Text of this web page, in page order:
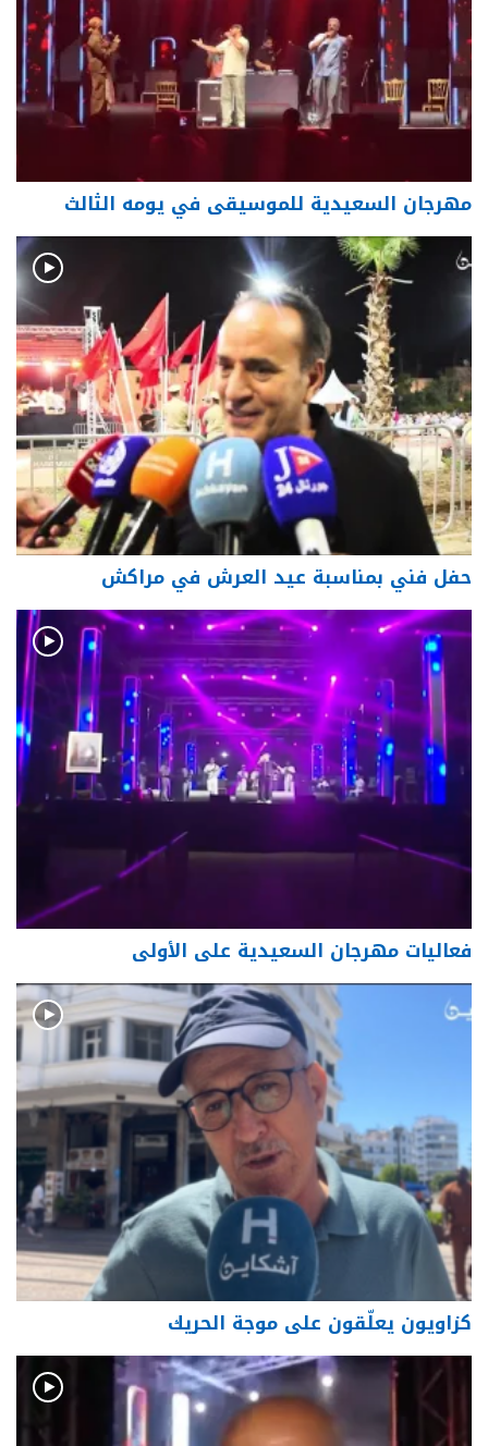
مهرجان السعيدية للموسيقى في يومه الثالث
حفل فني بمناسبة عيد العرش في مراكش
فعاليات مهرجان السعيدية على الأولى
كزاويون يعلّقون على موجة الحريك